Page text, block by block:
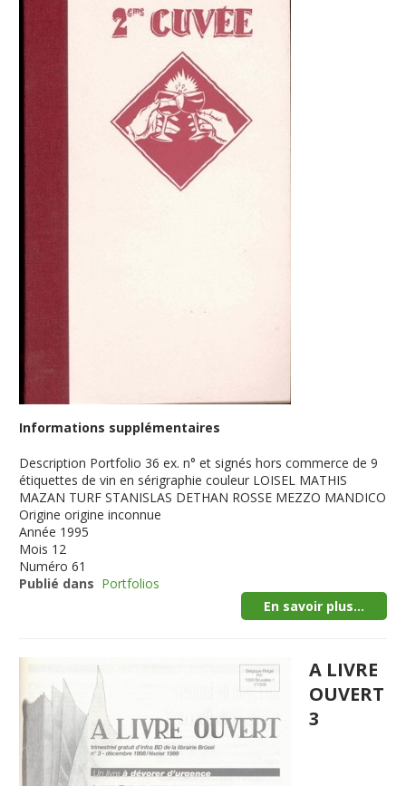
Informations supplémentaires
Description Portfolio 36 ex. n° et signés hors commerce de 9
étiquettes de vin en sérigraphie couleur LOISEL MATHIS
MAZAN TURF STANISLAS DETHAN ROSSE MEZZO MANDICO
Origine origine inconnue
Année 1995
Mois 12
Numéro 61
Publié dans Portfolios
En savoir plus...
A LIVRE
OUVERT
3